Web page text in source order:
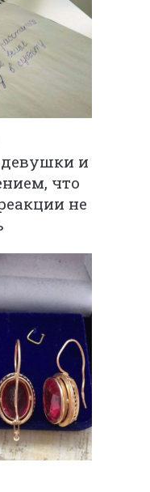
и
что
не